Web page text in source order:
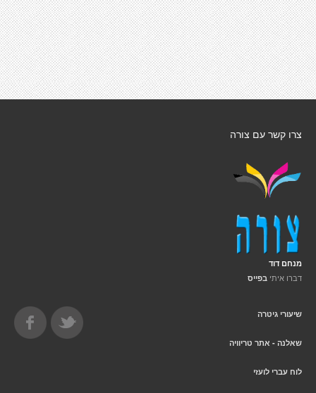
צרו קשר עם צורה
מנחם דוד
דברו איתי בפייס
שיעורי גיטרה
שאלנה - אתר טריוויה
לוח עברי לועזי